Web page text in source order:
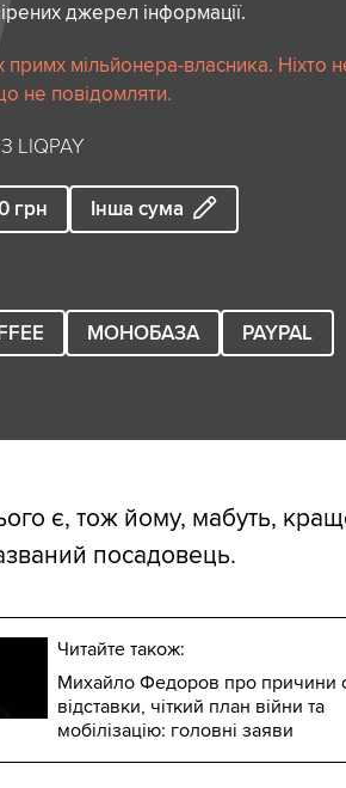
джерел інформації.
мільйонера-власника. Ніхто
не повідомляти.
грн Інша сума
МОНОБАЗА PAYPAL
є, тож йому, мабуть,
посадовець.
Читайте також:
Михайло Федоров про причини
відставки, чіткий план війни та
мобілізацію: головні заяви